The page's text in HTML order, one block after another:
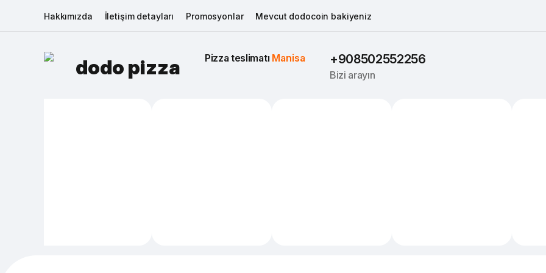
Hakkımızda İletişim detayları Promosyonlar Mevcut dodocoin bakiyeniz
dodo pizza Pizza teslimatı Manisa +908502552256
Bizi arayın